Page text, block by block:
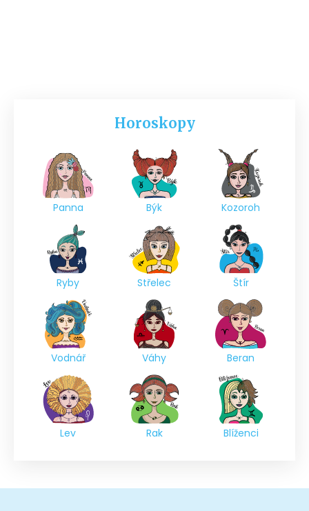
Horoskopy
Panna Býk Kozoroh
Ryby Střelec Štír
Vodnář Váhy Beran
Lev Rak Blíženci